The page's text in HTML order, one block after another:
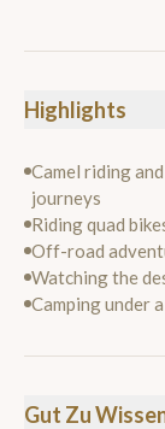
Highlights
Camel riding
journeys
Riding quad
Off-road
Watching the
Camping under
Gut Zu